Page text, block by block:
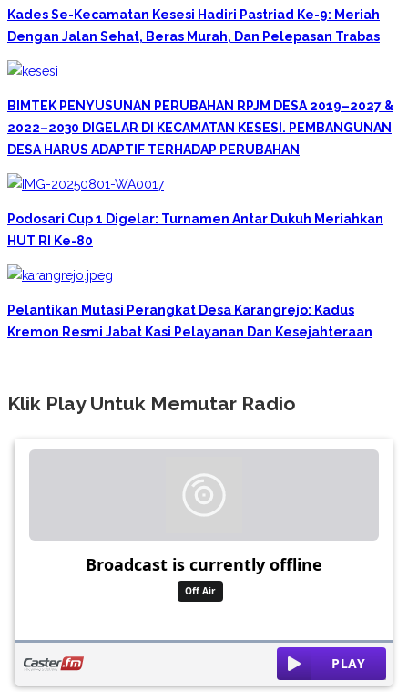
Kades Se-Kecamatan Kesesi Hadiri Pastriad Ke-9: Meriah
Dengan Jalan Sehat, Beras Murah, Dan Pelepasan Trabas
BIMTEK PENYUSUNAN PERUBAHAN RPJM DESA 2019–2027 &
2022–2030 DIGELAR DI KECAMATAN KESESI. PEMBANGUNAN
DESA HARUS ADAPTIF TERHADAP PERUBAHAN
Podosari Cup 1 Digelar: Turnamen Antar Dukuh Meriahkan
HUT RI Ke-80
Pelantikan Mutasi Perangkat Desa Karangrejo: Kadus
Kremon Resmi Jabat Kasi Pelayanan Dan Kesejahteraan
Klik Play Untuk Memutar Radio